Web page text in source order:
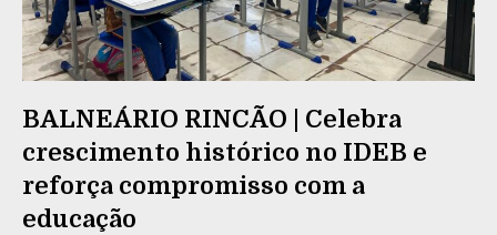
BALNEÁRIO RINCÃO | Celebra
crescimento histórico no IDEB e
reforça compromisso com a
educação